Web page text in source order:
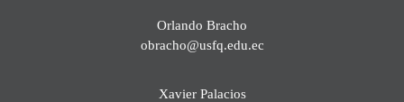
Orlando Bracho
obracho@usfq.edu.ec
Xavier Palacios